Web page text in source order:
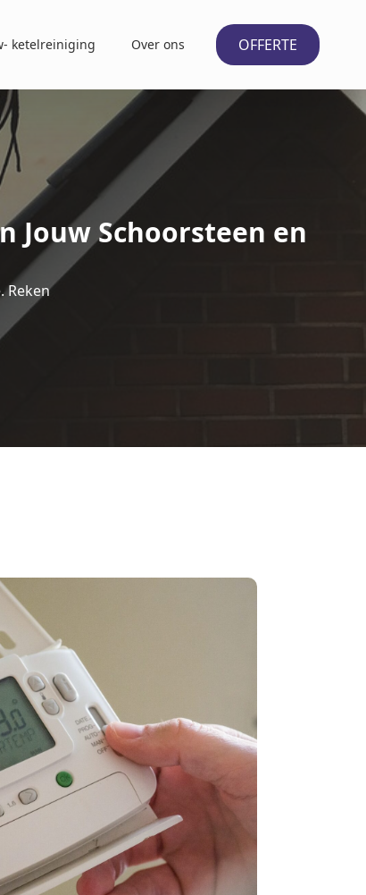
ketelreiniging Over ons OFFERTE
Jouw Schoorsteen en
Reken